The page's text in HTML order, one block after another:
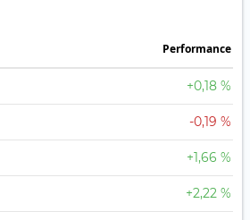
Performance
+0,18 %
-0,19 %
+1,66 %
+2,22 %